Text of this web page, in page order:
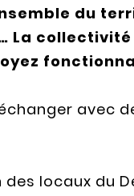
du
La
avec
des locaux du